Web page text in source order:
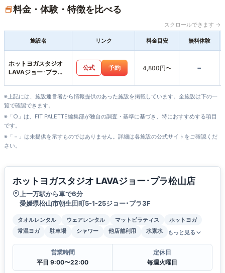
料金・体験・特徴を比べる
スクロールできます →
施設名 リンク 料金目安 無料体験
ホットヨガスタジオ
LAVAジョー･プラ松
公式 予約 4,800円〜 -
※上記には、施設運営者から情報提供のあった施設を掲載しています。全施設は下の一
覧で確認できます。
※「○」は、FIT PALETTE編集部が独自の調査・基準に基づき、特におすすめする項目
です。
※「－」は未提供を示すものではありません。詳細は各施設の公式サイトをご確認くだ
さい。
ホットヨガスタジオ LAVAジョー･プラ松山店
上一万駅から車で6分
愛媛県松山市朝生田町5-1-25ジョー･プラ3F
タオルレンタル ウェアレンタル マットピラティス
ホットヨガ
常温ヨガ
駐車場 シャワー 他店舗利用 水素水 もっと見る
営業時間
平日 9:00〜22:00
定休日
毎週火曜日